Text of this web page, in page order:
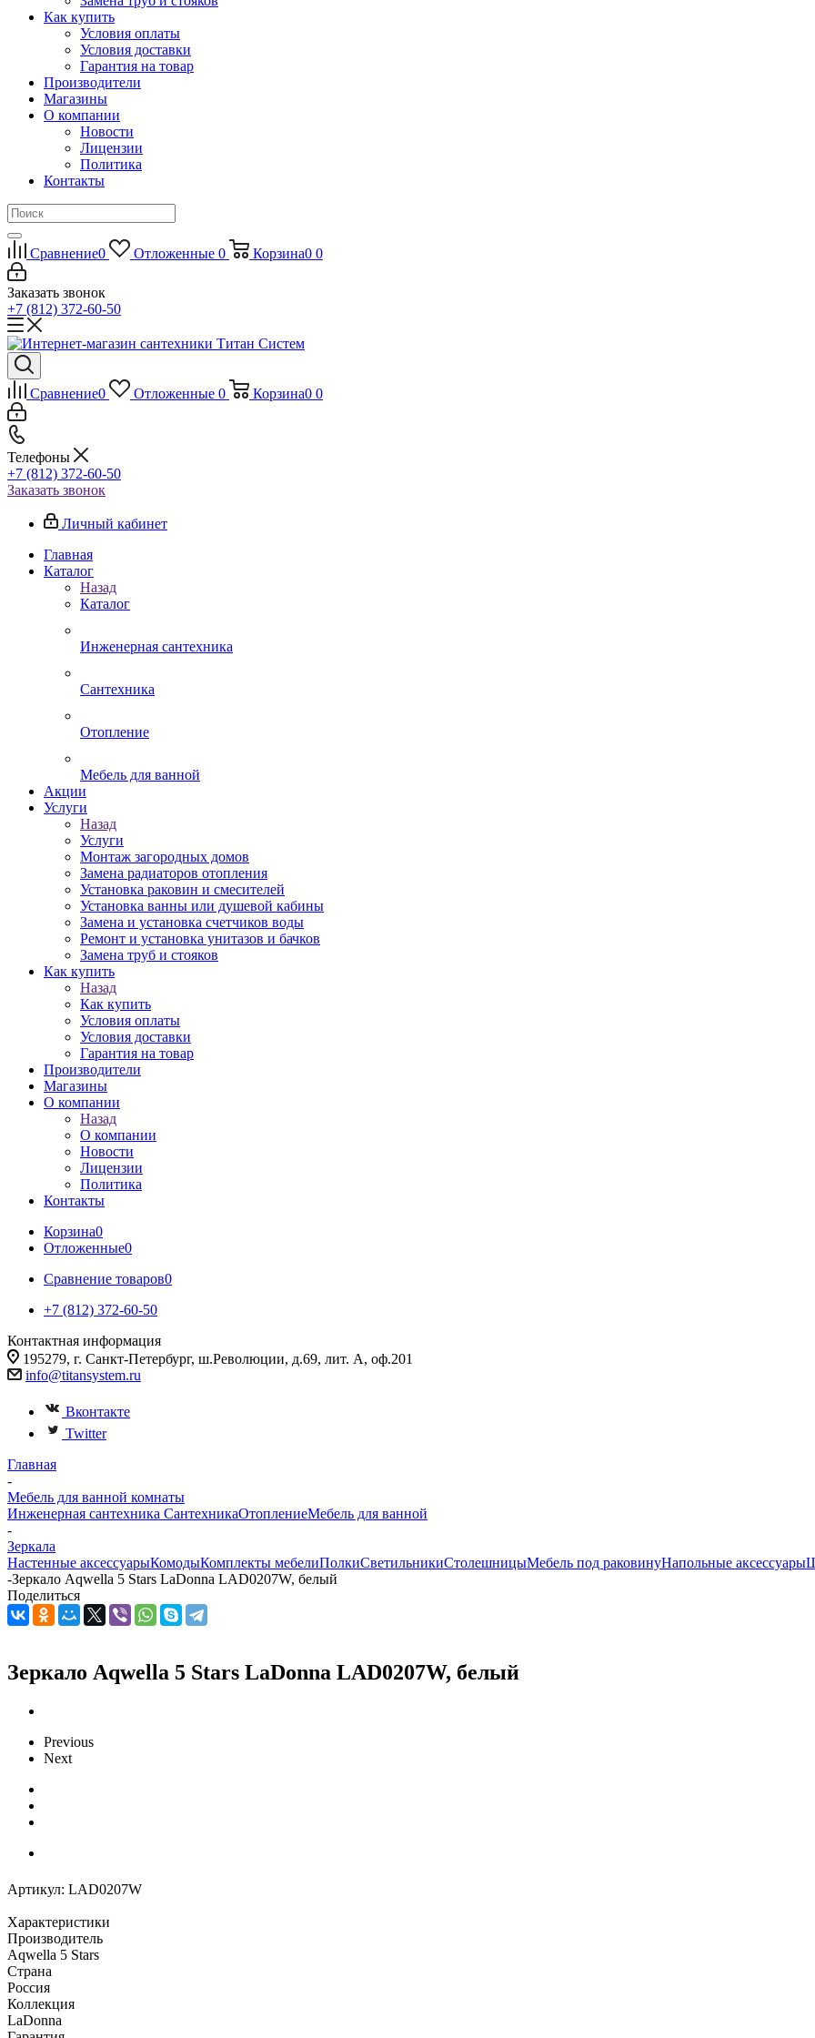
Как купить
Условия оплаты
Условия доставки
Гарантия на товар
Производители
Магазины
О компании
Новости
Лицензии
Политика
Контакты
Сравнение0 Отложенные 0 Корзина0 0
Заказать звонок
+7 (812) 372-60-50
Сравнение0 Отложенные 0 Корзина0 0
Телефоны
+7 (812) 372-60-50
Заказать звонок
Личный кабинет
Главная
Каталог
Назад
Каталог
Инженерная сантехника
Сантехника
Отопление
Мебель для ванной
Акции
Услуги
Назад
Услуги
Монтаж загородных домов
Замена радиаторов отопления
Установка раковин и смесителей
Установка ванны или душевой кабины
Замена и установка счетчиков воды
Ремонт и установка унитазов и бачков
Замена труб и стояков
Как купить
Назад
Как купить
Условия оплаты
Условия доставки
Гарантия на товар
Производители
Магазины
О компании
Назад
О компании
Новости
Лицензии
Политика
Контакты
Корзина0
Отложенные0
Сравнение товаров0
+7 (812) 372-60-50
Контактная информация
195279, г. Санкт-Петербург, ш.Революции, д.69, лит. А, оф.201
info@titansystem.ru
Вконтакте
Twitter
Главная
-
Мебель для ванной комнаты
Инженерная сантехника СантехникаОтоплениеМебель для ванной
-
Зеркала
Настенные аксессуарыКомодыКомплекты мебелиПолкиСветильникиСтолешницыМебель под раковинуНапольные аксессуары
-Зеркало Aqwella 5 Stars LaDonna LAD0207W, белый
Поделиться
Зеркало Aqwella 5 Stars LaDonna LAD0207W, белый
Previous
Next
Артикул: LAD0207W
Характеристики
Производитель
Aqwella 5 Stars
Страна
Россия
Коллекция
LaDonna